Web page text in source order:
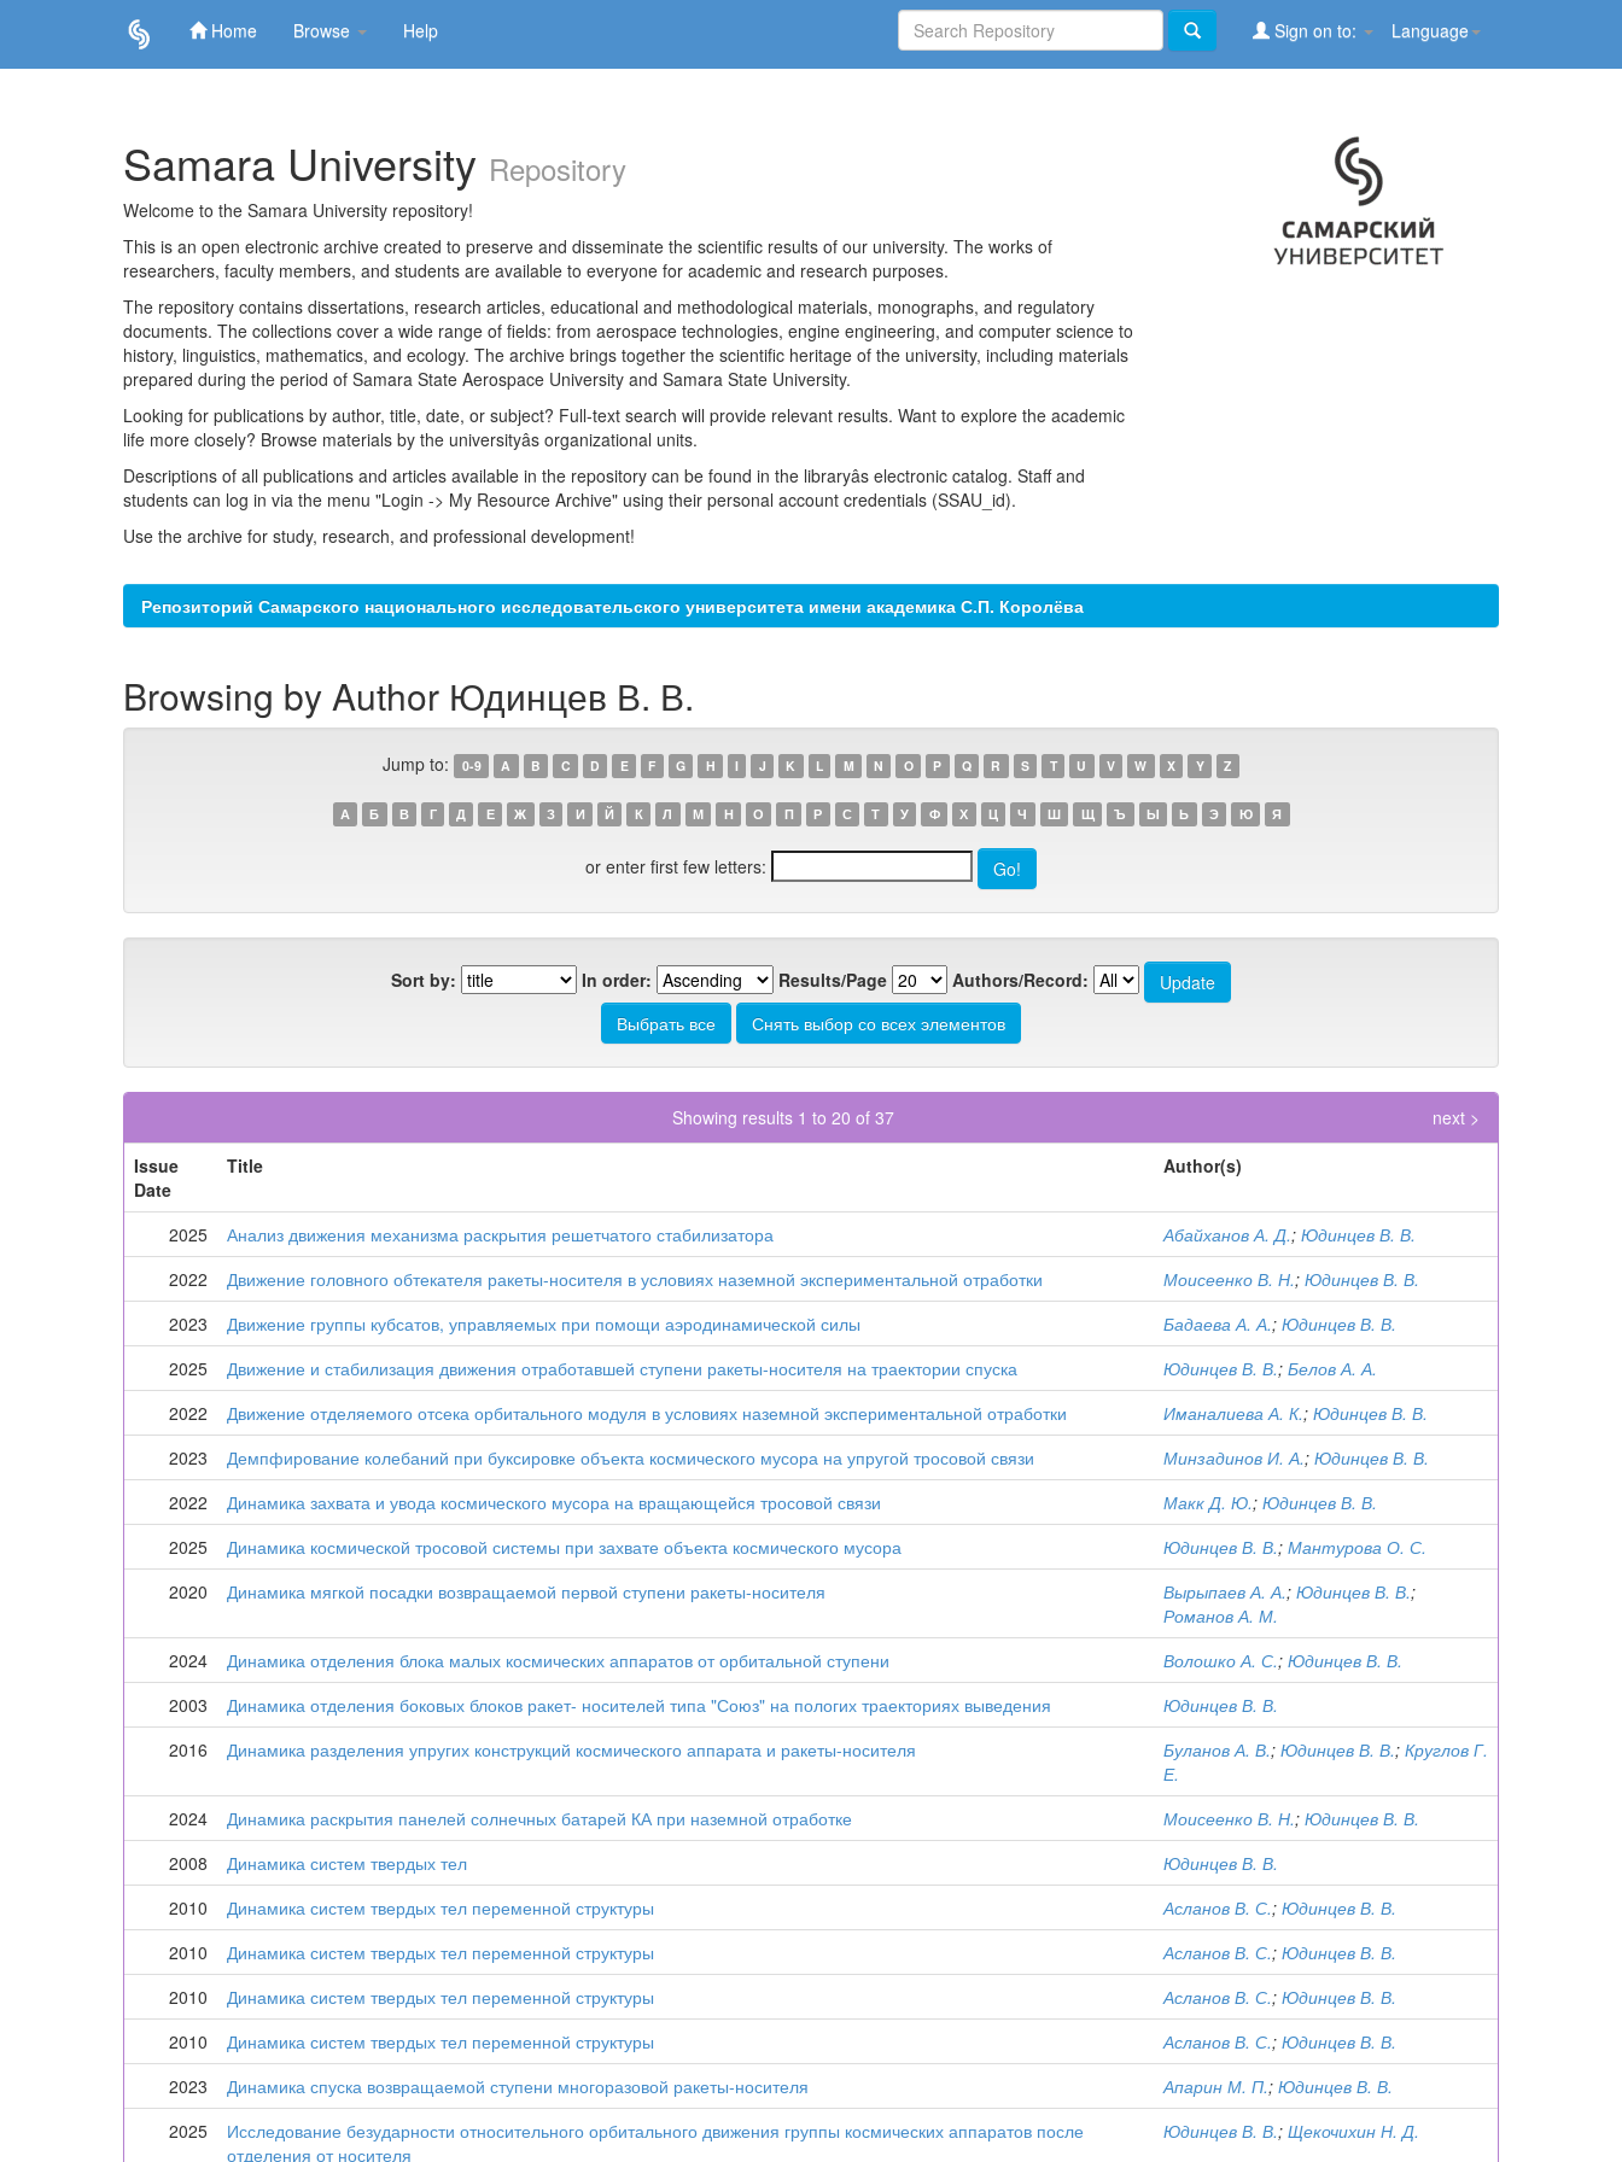
Home Browse Help Language
Sign on to:
Samara University Repository
Welcome to the Samara University repository!
This is an open electronic archive created to preserve and disseminate the scientific results of our university. The works of
researchers, faculty members, and students are available to everyone for academic and research purposes.
The repository contains dissertations, research articles, educational and methodological materials, monographs, and regulatory
documents. The collections cover a wide range of fields: from aerospace technologies, engine engineering, and computer science to
history, linguistics, mathematics, and ecology. The archive brings together the scientific heritage of the university, including materials
prepared during the period of Samara State Aerospace University and Samara State University.
Looking for publications by author, title, date, or subject? Full-text search will provide relevant results. Want to explore the academic
life more closely? Browse materials by the universityâs organizational units.
Descriptions of all publications and articles available in the repository can be found in the libraryâs electronic catalog. Staff and
students can log in via the menu "Login -> My Resource Archive" using their personal account credentials (SSAU_id).
Use the archive for study, research, and professional development!
Репозиторий Самарского национального исследовательского университета имени академика С.П. Королёва
Browsing by Author Юдинцев В. В.
Jump to: 0-9 A B C D E F G H I J K L M N O P Q R S T U V W X Y Z
А Б В Г Д Е Ж З И Й К Л М Н О П Р С Т У Ф Х Ц Ч Ш Щ Ъ Ы Ь Э Ю Я
or enter first few letters:
Sort by: In order: Results/Page Authors/Record:
Showing results 1 to 20 of 37
next >
Issue
Date
Title Author(s)
2025 Анализ движения механизма раскрытия решетчатого стабилизатора Абайханов А. Д.; Юдинцев В. В.
2022
Движение головного обтекателя ракеты-носителя в условиях наземной экспериментальной отработки Моисеенко В. Н.; Юдинцев В. В.
2023
Движение группы кубсатов, управляемых при помощи аэродинамической силы Бадаева А. А.; Юдинцев В. В.
2025
Движение и стабилизация движения отработавшей ступени ракеты-носителя на траектории спуска Юдинцев В. В.; Белов А. А.
2022
Движение отделяемого отсека орбитального модуля в условиях наземной экспериментальной отработки Иманалиева А. К.; Юдинцев В. В.
2023
Демпфирование колебаний при буксировке объекта космического мусора на упругой тросовой связи Минзадинов И. А.; Юдинцев В. В.
2022
Динамика захвата и увода космического мусора на вращающейся тросовой связи Макк Д. Ю.; Юдинцев В. В.
2025
Динамика космической тросовой системы при захвате объекта космического мусора Юдинцев В. В.; Мантурова О. С.
2020
Динамика мягкой посадки возвращаемой первой ступени ракеты-носителя Вырыпаев А. А.; Юдинцев В. В.;
Романов А. М.
2024
Динамика отделения блока малых космических аппаратов от орбитальной ступени Волошко А. С.; Юдинцев В. В.
2003
Динамика отделения боковых блоков ракет- носителей типа "Союз" на пологих траекториях выведения
Юдинцев В. В.
2016
Динамика разделения упругих конструкций космического аппарата и ракеты-носителя Буланов А. В.; Юдинцев В. В.; Круглов Г.
Е.
2024
Динамика раскрытия панелей солнечных батарей КА при наземной отработке Моисеенко В. Н.; Юдинцев В. В.
2008
Динамика систем твердых тел
Юдинцев В. В.
2010
Динамика систем твердых тел переменной структуры Асланов В. С.; Юдинцев В. В.
2010
Динамика систем твердых тел переменной структуры Асланов В. С.; Юдинцев В. В.
2010
Динамика систем твердых тел переменной структуры Асланов В. С.; Юдинцев В. В.
2010
Динамика систем твердых тел переменной структуры Асланов В. С.; Юдинцев В. В.
2023
Динамика спуска возвращаемой ступени многоразовой ракеты-носителя Апарин М. П.; Юдинцев В. В.
2025
Исследование безударности относительного орбитального движения группы космических аппаратов после
отделения от носителя
Юдинцев В. В.; Щекочихин Н. Д.